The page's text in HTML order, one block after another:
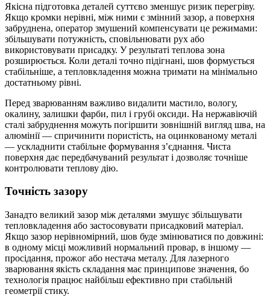
Якісна підготовка деталей суттєво зменшує ризик перегріву.
Якщо кромки нерівні, між ними є змінний зазор, а поверхня
забруднена, оператор змушений компенсувати це режимами:
збільшувати потужність, сповільнювати рух або
використовувати присадку. У результаті теплова зона
розширюється. Коли деталі точно підігнані, шов формується
стабільніше, а тепловкладення можна тримати на мінімально
достатньому рівні.
Перед зварюванням важливо видалити мастило, вологу,
окалину, залишки фарби, пил і грубі оксиди. На нержавіючій
сталі забруднення можуть погіршити зовнішній вигляд шва, на
алюмінії — спричинити пористість, на оцинкованому металі
— ускладнити стабільне формування з’єднання. Чиста
поверхня дає передбачуваний результат і дозволяє точніше
контролювати теплову дію.
Точність зазору
Занадто великий зазор між деталями змушує збільшувати
тепловкладення або застосовувати присадковий матеріал.
Якщо зазор нерівномірний, шов буде змінюватися по довжині:
в одному місці можливий нормальний провар, в іншому —
просідання, прожог або нестача металу. Для лазерного
зварювання якість складання має принципове значення, бо
технологія працює найбільш ефективно при стабільній
геометрії стику.